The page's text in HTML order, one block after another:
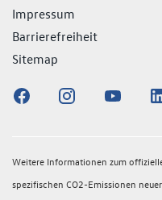
Impressum
Barrierefreiheit
Sitemap
Weitere Informationen zum
spezifischen CO2-Emissionen